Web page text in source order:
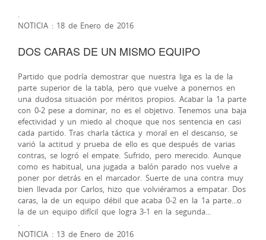
.
NOTICIA : 18 de Enero de 2016
DOS CARAS DE UN MISMO EQUIPO
Partido que podría demostrar que nuestra liga es la de la
parte superior de la tabla, pero que vuelve a ponernos en
una dudosa situación por méritos propios. Acabar la 1a parte
con 0-2 pese a dominar, no es el objetivo. Tenemos una baja
efectividad y un miedo al choque que nos sentencia en casi
cada partido. Tras charla táctica y moral en el descanso, se
varió la actitud y prueba de ello es que después de varias
contras, se logró el empate. Sufrido, pero merecido. Aunque
como es habitual, una jugada a balón parado nos vuelve a
poner por detrás en el marcador. Suerte de una contra muy
bien llevada por Carlos, hizo que volviéramos a empatar. Dos
caras, la de un equipo débil que acaba 0-2 en la 1a parte...o
la de un equipo difícil que logra 3-1 en la segunda...
.
NOTICIA : 13 de Enero de 2016